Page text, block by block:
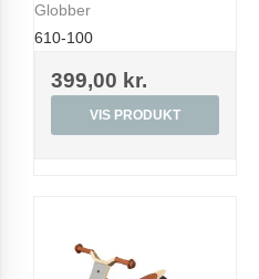
Globber
610-100
399,00 kr.
VIS PRODUKT